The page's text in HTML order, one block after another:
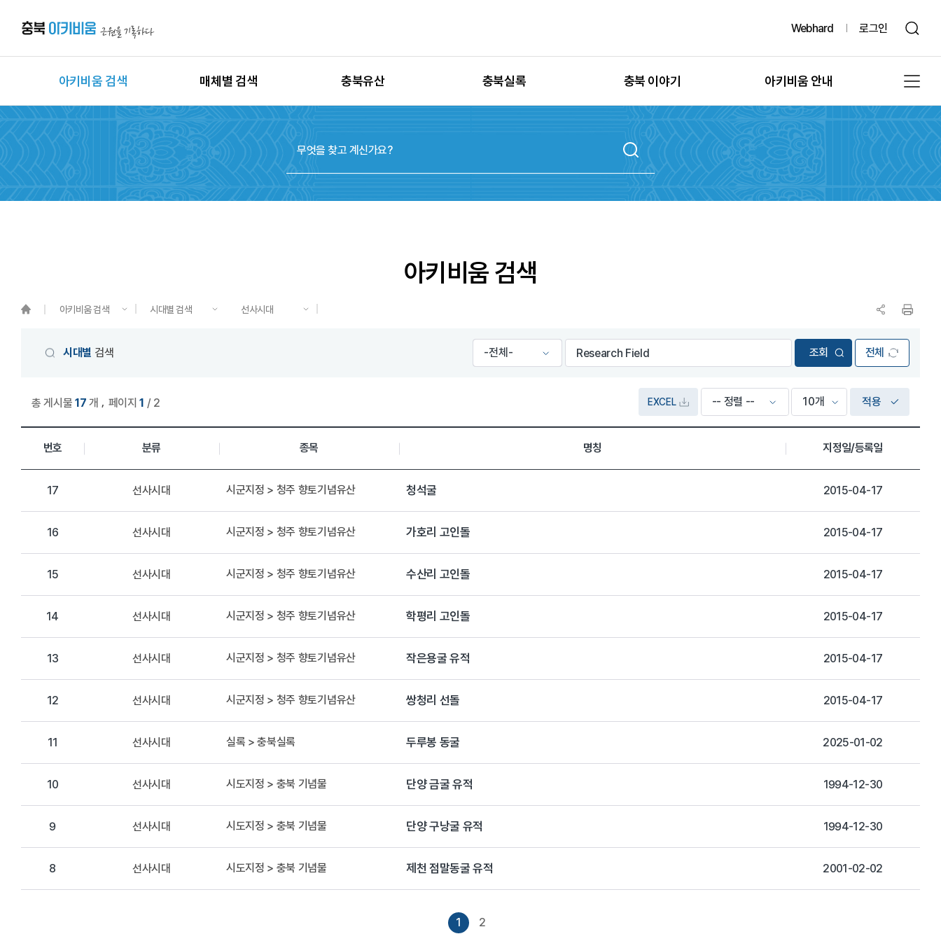
Webhard 로그인
아키비움 검색
상세검색
지역별 검색
시대별 검색
매체별 검색
이미지
동영상
음원
충북유산
유산별 보수정비
충북실록 충북 이야기
그때, 그 시절의 충북
또 다른 기록, 발굴
문화유산의 과거여행
아키비움 안내
공지사항
아키비움 소개
이용방법
아키비움 검색
아키비움 검색 시대별 검색 선사시대
시대별 검색 전체
총 게시물17 개 페이지1 / 2 EXCEL 적용
상세정보 관리 목록
번호 분류 종목 명칭 지정일/등록일
17 선사시대 시군지정 > 청주 향토기념유산 청석굴 2015-04-17
16 선사시대 시군지정 > 청주 향토기념유산 가호리 고인돌 2015-04-17
15 선사시대 시군지정 > 청주 향토기념유산 수산리 고인돌 2015-04-17
14 선사시대 시군지정 > 청주 향토기념유산 학평리 고인돌 2015-04-17
13 선사시대 시군지정 > 청주 향토기념유산 작은용굴 유적 2015-04-17
12 선사시대 시군지정 > 청주 향토기념유산 쌍청리 선돌 2015-04-17
11 선사시대 실록 > 충북실록 두루봉 동굴 2025-01-02
10 선사시대 시도지정 > 충북 기념물 단양 금굴 유적 1994-12-30
9 선사시대 시도지정 > 충북 기념물 단양 구낭굴 유적 1994-12-30
8 선사시대 시도지정 > 충북 기념물 제천 점말동굴 유적 2001-02-02
1 2